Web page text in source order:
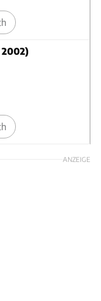
2002)
ANZEIGE